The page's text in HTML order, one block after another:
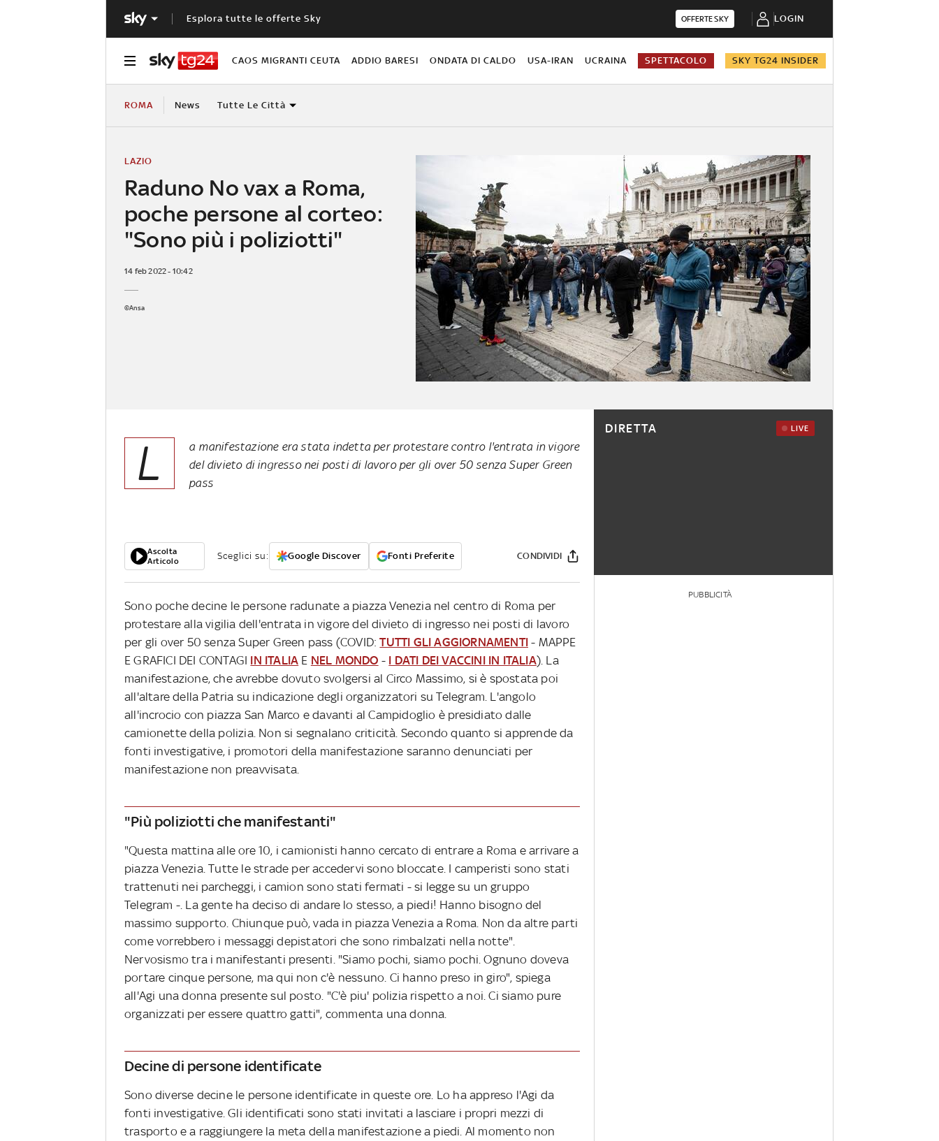
Esplora tutte le offerte Sky OFFERTE SKY LOGIN
CAOS MIGRANTI CEUTA ADDIO BARESI ONDATA DI CALDO USA-IRAN UCRAINA SPETTACOLO SKY TG24 INSIDER
ROMA News Tutte Le Città
Raduno No vax a Roma,
poche persone al corteo:
"Sono più i poliziotti"
LAZIO
14 feb 2022 - 10:42
©Ansa
L
a manifestazione era stata indetta per protestare contro l'entrata in vigore
del divieto di ingresso nei posti di lavoro per gli over 50 senza Super Green
pass
Ascolta
Articolo
Sceglici su: Google Discover Fonti Preferite CONDIVIDI
Sono poche decine le persone radunate a piazza Venezia nel centro di Roma per
protestare alla vigilia dell'entrata in vigore del divieto di ingresso nei posti di lavoro
per gli over 50 senza Super Green pass (COVID:TUTTI GLI AGGIORNAMENTI - MAPPE
E GRAFICI DEI CONTAGI IN ITALIA E NEL MONDO - I DATI DEI VACCINI IN ITALIA). La
manifestazione, che avrebbe dovuto svolgersi al Circo Massimo, si è spostata poi
all'altare della Patria su indicazione degli organizzatori su Telegram. L'angolo
all'incrocio con piazza San Marco e davanti al Campidoglio è presidiato dalle
camionette della polizia. Non si segnalano criticità. Secondo quanto si apprende da
fonti investigative, i promotori della manifestazione saranno denunciati per
manifestazione non preavvisata.
"Più poliziotti che manifestanti"
"Questa mattina alle ore 10, i camionisti hanno cercato di entrare a Roma e arrivare a
piazza Venezia. Tutte le strade per accedervi sono bloccate. I camperisti sono stati
trattenuti nei parcheggi, i camion sono stati fermati - si legge su un gruppo
Telegram -. La gente ha deciso di andare lo stesso, a piedi! Hanno bisogno del
massimo supporto. Chiunque può, vada in piazza Venezia a Roma. Non da altre parti
come vorrebbero i messaggi depistatori che sono rimbalzati nella notte".
Nervosismo tra i manifestanti presenti. "Siamo pochi, siamo pochi. Ognuno doveva
portare cinque persone, ma qui non c'è nessuno. Ci hanno preso in giro", spiega
all'Agi una donna presente sul posto. "C'è piu' polizia rispetto a noi. Ci siamo pure
organizzati per essere quattro gatti", commenta una donna.
Decine di persone identificate
Sono diverse decine le persone identificate in queste ore. Lo ha appreso l'Agi da
fonti investigative. Gli identificati sono stati invitati a lasciare i propri mezzi di
trasporto e a raggiungere la meta della manifestazione a piedi. Al momento non
DIRETTA LIVE
PUBBLICITÀ